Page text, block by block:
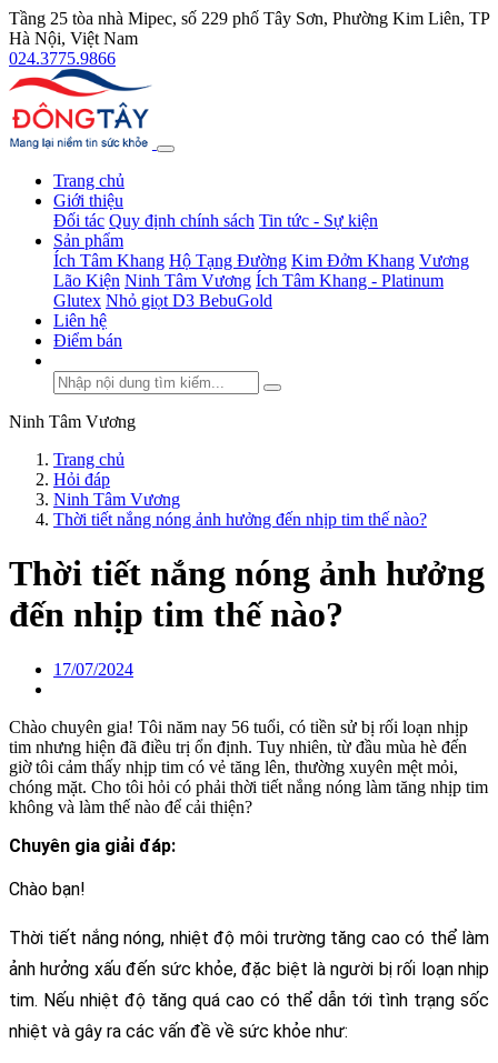
Tầng 25 tòa nhà Mipec, số 229 phố Tây Sơn, Phường Kim Liên, TP
Hà Nội, Việt Nam
024.3775.9866
Trang chủ
Giới thiệu
Đối tác Quy định chính sách Tin tức - Sự kiện
Sản phẩm
Ích Tâm Khang Hộ Tạng Đường Kim Đởm Khang Vương
Lão Kiện Ninh Tâm Vương Ích Tâm Khang - Platinum
Glutex Nhỏ giọt D3 BebuGold
Liên hệ
Điểm bán
Ninh Tâm Vương
Trang chủ
Hỏi đáp
Ninh Tâm Vương
Thời tiết nắng nóng ảnh hưởng đến nhịp tim thế nào?
Thời tiết nắng nóng ảnh hưởng
đến nhịp tim thế nào?
17/07/2024
Chào chuyên gia! Tôi năm nay 56 tuổi, có tiền sử bị rối loạn nhịp
tim nhưng hiện đã điều trị ổn định. Tuy nhiên, từ đầu mùa hè đến
giờ tôi cảm thấy nhịp tim có vẻ tăng lên, thường xuyên mệt mỏi,
chóng mặt. Cho tôi hỏi có phải thời tiết nắng nóng làm tăng nhịp tim
không và làm thế nào để cải thiện?
Chuyên gia giải đáp:
Chào bạn!
Thời tiết nắng nóng, nhiệt độ môi trường tăng cao có thể làm
ảnh hưởng xấu đến sức khỏe, đặc biệt là người bị rối loạn nhịp
tim. Nếu nhiệt độ tăng quá cao có thể dẫn tới tình trạng sốc
nhiệt và gây ra các vấn đề về sức khỏe như: